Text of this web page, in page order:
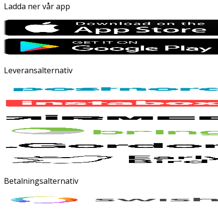
Ladda ner vår app
Leveransalternativ
Betalningsalternativ